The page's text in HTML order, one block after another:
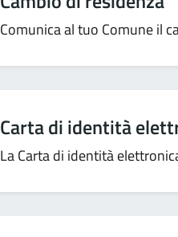
Comunica al tuo Comune il
Carta di identità
La Carta di identità